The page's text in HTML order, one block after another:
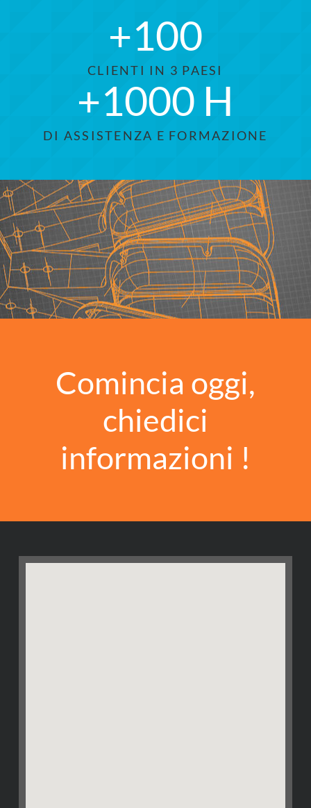
+100
CLIENTI IN 3 PAESI
+1000 H
DI ASSISTENZA E FORMAZIONE
Comincia oggi,
chiedici
informazioni !